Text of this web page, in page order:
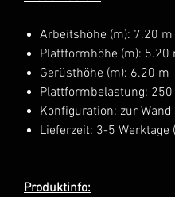
Arbeitshöhe (m): 7.20 m
Plattformhöhe (m): 5.20
Gerüsthöhe (m): 6.20 m
Plattformbelastung: 250
Konfiguration: zur Wand
Lieferzeit: 3-5 Werktage
Produktinfo: